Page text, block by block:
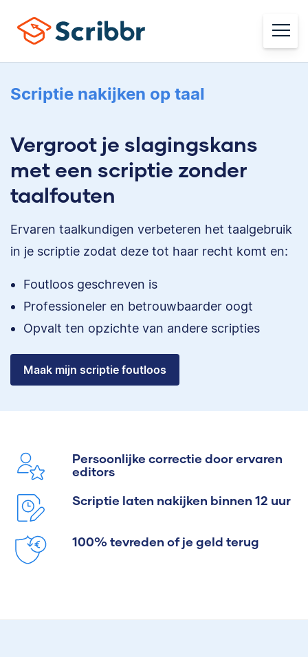
Scriptie nakijken op taal
Vergroot je slagingskans
met een scriptie zonder
taalfouten
Ervaren taalkundigen verbeteren het taalgebruik
in je scriptie zodat deze tot haar recht komt en:
Foutloos geschreven is
Professioneler en betrouwbaarder oogt
Opvalt ten opzichte van andere scripties
Maak mijn scriptie foutloos
Persoonlijke correctie door ervaren
editors
Scriptie laten nakijken binnen 12 uur
100% tevreden of je geld terug